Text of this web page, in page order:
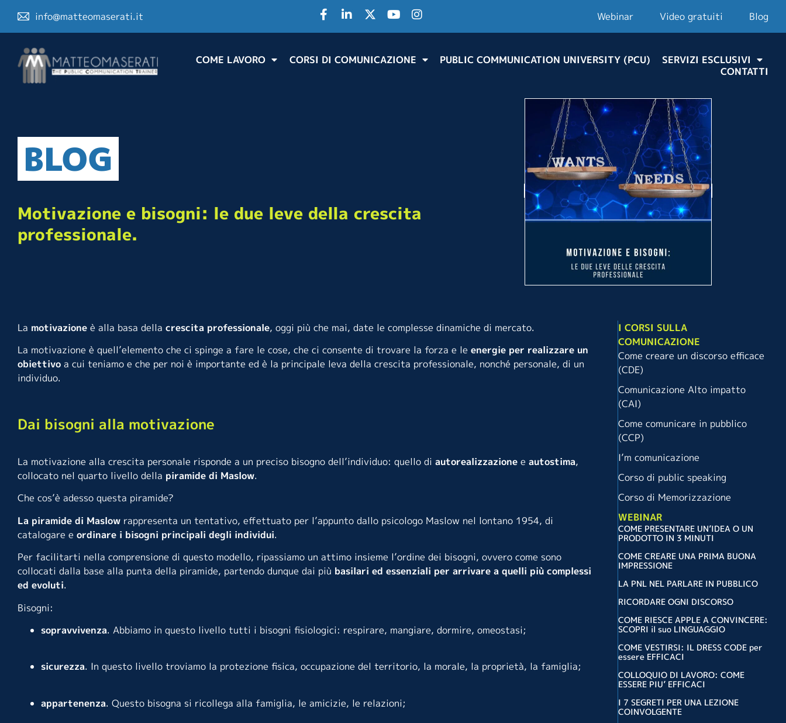
info@matteomaserati.it Webinar Video gratuiti Blog
COME LAVORO CORSI DI COMUNICAZIONE PUBLIC COMMUNICATION UNIVERSITY (PCU)
SERVIZI ESCLUSIVI
CONTATTI
BLOG
Motivazione e bisogni: le due leve della crescita
professionale.
La motivazione è alla basa della crescita professionale, oggi più che mai, date le complesse dinamiche di mercato.
La motivazione è quell’elemento che ci spinge a fare le cose, che ci consente di trovare la forza e le energie per realizzare un
obiettivo a cui teniamo e che per noi è importante ed è la principale leva della crescita professionale, nonché personale, di un
individuo.
Dai bisogni alla motivazione
La motivazione alla crescita personale risponde a un preciso bisogno dell’individuo: quello di autorealizzazione e autostima,
collocato nel quarto livello della piramide di Maslow.
Che cos’è adesso questa piramide?
La piramide di Maslow rappresenta un tentativo, effettuato per l’appunto dallo psicologo Maslow nel lontano 1954, di
catalogare e ordinare i bisogni principali degli individui.
Per facilitarti nella comprensione di questo modello, ripassiamo un attimo insieme l’ordine dei bisogni, ovvero come sono
collocati dalla base alla punta della piramide, partendo dunque dai più basilari ed essenziali per arrivare a quelli più complessi
ed evoluti.
Bisogni:
sopravvivenza. Abbiamo in questo livello tutti i bisogni fisiologici: respirare, mangiare, dormire, omeostasi;
sicurezza. In questo livello troviamo la protezione fisica, occupazione del territorio, la morale, la proprietà, la famiglia;
appartenenza. Questo bisogna si ricollega alla famiglia, le amicizie, le relazioni;
I CORSI SULLA
COMUNICAZIONE
Come creare un discorso efficace
(CDE)
Comunicazione Alto impatto
(CAI)
Come comunicare in pubblico
(CCP)
I’m comunicazione
Corso di public speaking
Corso di Memorizzazione
WEBINAR
COME PRESENTARE UN’IDEA O UN
PRODOTTO IN 3 MINUTI
COME CREARE UNA PRIMA BUONA
IMPRESSIONE
LA PNL NEL PARLARE IN PUBBLICO
RICORDARE OGNI DISCORSO
COME RIESCE APPLE A CONVINCERE:
SCOPRI il suo LINGUAGGIO
COME VESTIRSI: IL DRESS CODE per
essere EFFICACI
COLLOQUIO DI LAVORO: COME
ESSERE PIU’ EFFICACI
I 7 SEGRETI PER UNA LEZIONE
COINVOLGENTE